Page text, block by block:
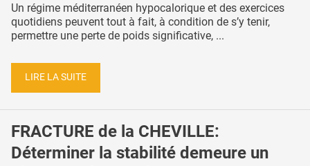
Un régime méditerranéen hypocalorique et des exercices
quotidiens peuvent tout à fait, à condition de s’y tenir,
permettre une perte de poids significative, ...
LIRE LA SUITE
FRACTURE de la CHEVILLE:
Déterminer la stabilité demeure un